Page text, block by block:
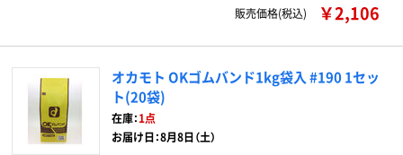
販売価格(税込)
￥2,106
オカモト OKゴムバンド1kg袋入 #190 1セッ
ト(20袋)
在庫：1点
お届け日：8月8日（土）